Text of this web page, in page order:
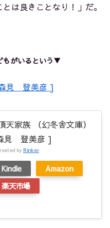
は良きことなり！」だ。
もがいるという▼
見 登美彦 ]
天家族 （幻冬舎文庫）
見 登美彦 ]
by Rinker
Kindle
Amazon
楽天市場